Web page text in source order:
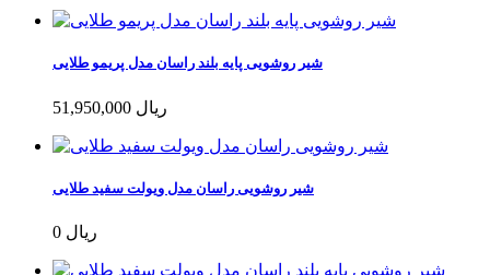
شیر روشویی پایه بلند راسان مدل پریمو طلایی
51,950,000 ریال
شیر روشویی راسان مدل ویولت سفید طلایی
0 ریال